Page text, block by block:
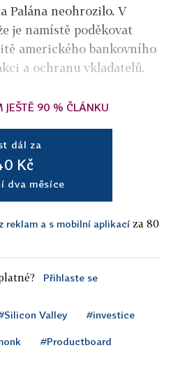
Palána neohrozilo. V
je namístě poděkovat
amerického bankovního
a ochranu vkladatelů.
JEŠTĚ 90 % ČLÁNKU
dál za
Kč
dva měsíce
reklam a s mobilní aplikací za 80
Přihlaste se
Valley #investice
#Productboard